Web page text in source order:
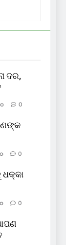
ଦର,
0
0
ଧକ୍କା
0